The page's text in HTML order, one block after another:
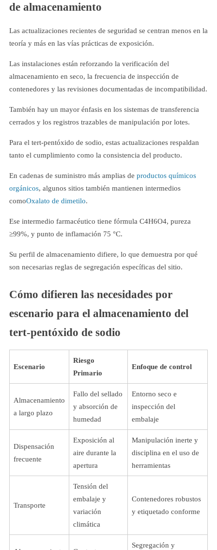
de almacenamiento
Las actualizaciones recientes de seguridad se centran menos en la
teoría y más en las vías prácticas de exposición.
Las instalaciones están reforzando la verificación del
almacenamiento en seco, la frecuencia de inspección de
contenedores y las revisiones documentadas de incompatibilidad.
También hay un mayor énfasis en los sistemas de transferencia
cerrados y los registros trazables de manipulación por lotes.
Para el tert-pentóxido de sodio, estas actualizaciones respaldan
tanto el cumplimiento como la consistencia del producto.
En cadenas de suministro más amplias de productos químicos
orgánicos, algunos sitios también mantienen intermedios
comoOxalato de dimetilo.
Ese intermedio farmacéutico tiene fórmula C4H6O4, pureza
≥99%, y punto de inflamación 75 °C.
Su perfil de almacenamiento difiere, lo que demuestra por qué
son necesarias reglas de segregación específicas del sitio.
Cómo difieren las necesidades por
escenario para el almacenamiento del
tert-pentóxido de sodio
Escenario
Riesgo
Primario
Enfoque de control
Almacenamiento
a largo plazo
Fallo del sellado
y absorción de
humedad
Entorno seco e
inspección del
embalaje
Dispensación
frecuente
Exposición al
aire durante la
apertura
Manipulación inerte y
disciplina en el uso de
herramientas
Transporte
Tensión del
embalaje y
variación
climática
Contenedores robustos
y etiquetado conforme
Segregación y